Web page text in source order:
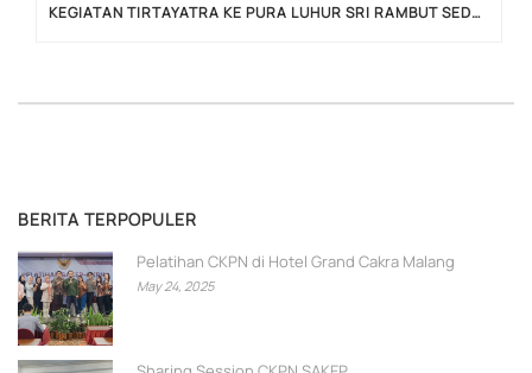
KEGIATAN TIRTAYATRA KE PURA LUHUR SRI RAMBUT SEDANA, PURA PUNCAK PETALI DAN PURA TAKSU JATILUWIH TABANAN
BERITA TERPOPULER
Pelatihan CKPN di Hotel Grand Cakra Malang
May 24, 2025